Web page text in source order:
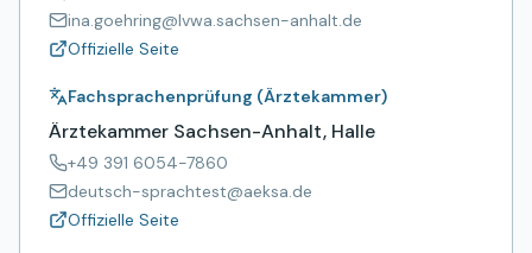
ina.goehring@lvwa.sachsen-anhalt.de
Offizielle Seite
Fachsprachenprüfung (Ärztekammer)
Ärztekammer Sachsen-Anhalt, Halle
+49 391 6054-7860
deutsch-sprachtest@aeksa.de
Offizielle Seite